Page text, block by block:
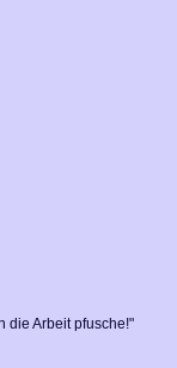
die Arbeit pfusche!"